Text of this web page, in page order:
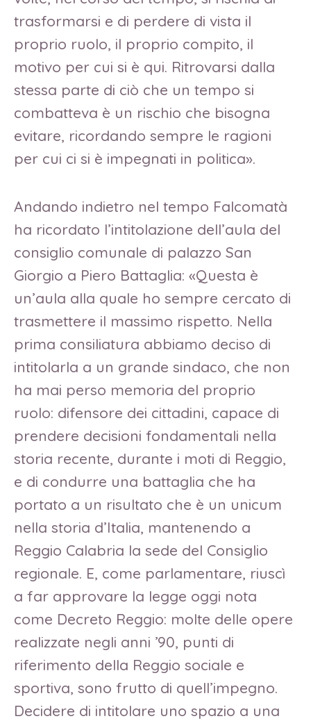
trasformarsi e di perdere di vista il
proprio ruolo, il proprio compito, il
motivo per cui si è qui. Ritrovarsi dalla
stessa parte di ciò che un tempo si
combatteva è un rischio che bisogna
evitare, ricordando sempre le ragioni
per cui ci si è impegnati in politica».
Andando indietro nel tempo Falcomatà
ha ricordato l’intitolazione dell’aula del
consiglio comunale di palazzo San
Giorgio a Piero Battaglia: «Questa è
un’aula alla quale ho sempre cercato di
trasmettere il massimo rispetto. Nella
prima consiliatura abbiamo deciso di
intitolarla a un grande sindaco, che non
ha mai perso memoria del proprio
ruolo: difensore dei cittadini, capace di
prendere decisioni fondamentali nella
storia recente, durante i moti di Reggio,
e di condurre una battaglia che ha
portato a un risultato che è un unicum
nella storia d’Italia, mantenendo a
Reggio Calabria la sede del Consiglio
regionale. E, come parlamentare, riuscì
a far approvare la legge oggi nota
come Decreto Reggio: molte delle opere
realizzate negli anni ’90, punti di
riferimento della Reggio sociale e
sportiva, sono frutto di quell’impegno.
Decidere di intitolare uno spazio a una